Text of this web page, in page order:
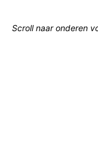
Scroll naar onderen